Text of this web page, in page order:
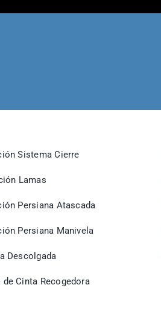
Sistema Cierre
Lamas
Persiana Atascada
Persiana Manivela
Descolgada
de Cinta Recogedora